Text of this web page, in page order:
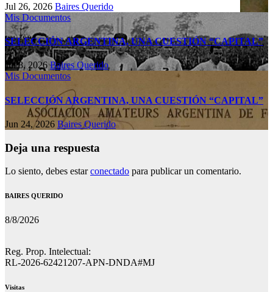
Jul 26, 2026 Baires Querido
Mis Documentos
SELECCIÓN ARGENTINA, UNA CUESTIÓN “CAPITAL”
Jul 8, 2026Baires Querido
Mis Documentos
SELECCIÓN ARGENTINA, UNA CUESTIÓN “CAPITAL”
Jun 24, 2026 Baires Querido
Deja una respuesta
Lo siento, debes estarconectado para publicar un comentario.
BAIRES QUERIDO
8/8/2026
Reg. Prop. Intelectual:
RL-2026-62421207-APN-DNDA#MJ
Visitas